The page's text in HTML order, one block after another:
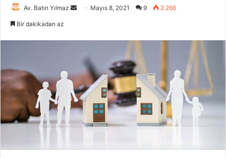
Av. Batın Yılmaz
s
t
g
Mayıs 8, 2021 9 2.266
Bir dakikadan az